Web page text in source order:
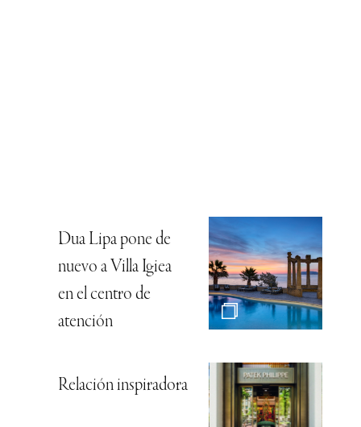
Dua Lipa pone de
nuevo a Villa Igiea
en el centro de
atención
Relación inspiradora